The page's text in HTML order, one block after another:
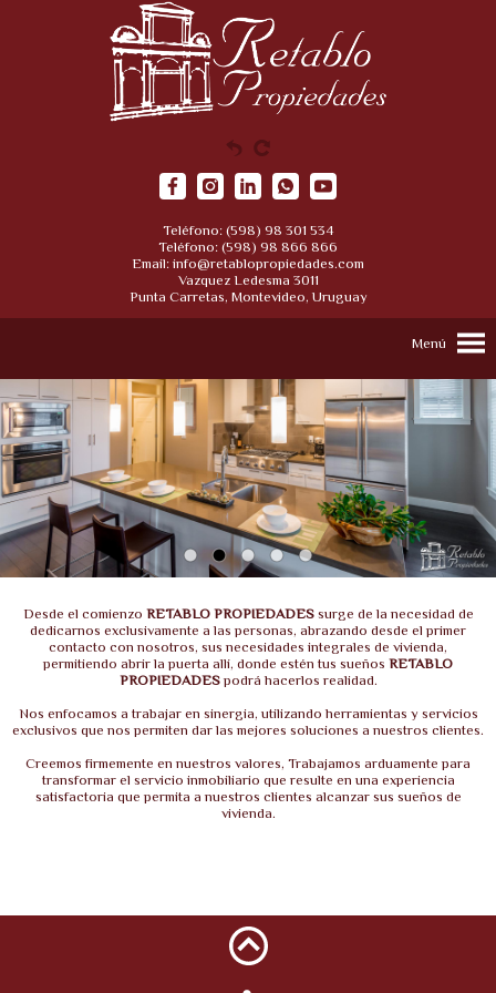
Teléfono: (598) 98 301 534
Teléfono: (598) 98 866 866
Email: info@retablopropiedades.com
Vazquez Ledesma 3011
Punta Carretas, Montevideo, Uruguay
Menú
Desde el comienzo RETABLO PROPIEDADESsurge de la necesidad de
dedicarnos exclusivamente a las personas, abrazando desde el primer
contacto con nosotros, sus necesidades integrales de vivienda,
permitiendo abrir la puerta allí, donde estén tus sueños RETABLO
PROPIEDADESpodrá hacerlos realidad.
Nos enfocamos a trabajar en sinergia, utilizando herramientas y servicios
exclusivos que nos permiten dar las mejores soluciones a nuestros clientes.
Creemos firmemente en nuestros valores, Trabajamos arduamente para
transformar el servicio inmobiliario que resulte en una experiencia
satisfactoria que permita a nuestros clientes alcanzar sus sueños de
vivienda.